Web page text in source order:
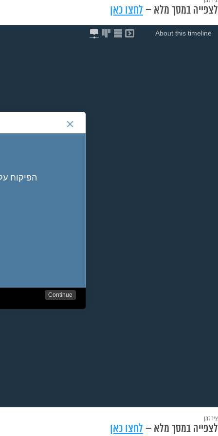
לצפייה במסך מלא – לחצו כאן
ציר זמן
לצפייה במסך מלא – לחצו כאן